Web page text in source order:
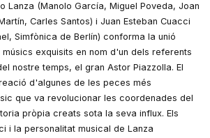
Lanza (Manolo García, Miguel Poveda, Joan
Carles Santos) i Juan Esteban Cuacci
Simfònica de Berlín) conforma la unió
exquisits en nom d'un dels referents
nostre temps, el gran Astor Piazzolla. El
d'algunes de les peces més
que va revolucionar les coordenades del
pròpia creats sota la seva influx. Els
i la personalitat musical de Lanza